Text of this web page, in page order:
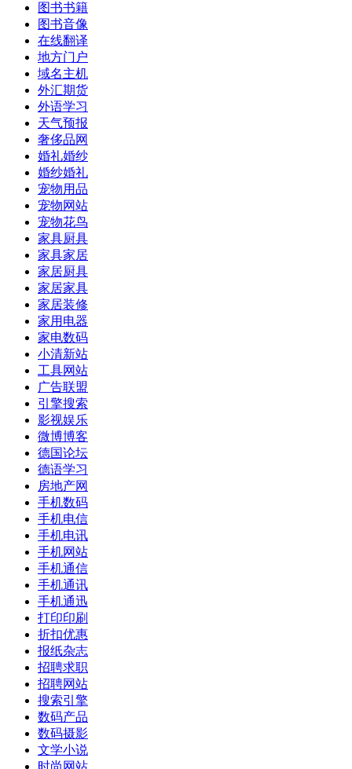
图书书籍
图书音像
在线翻译
地方门户
域名主机
外汇期货
外语学习
天气预报
奢侈品网
婚礼婚纱
婚纱婚礼
宠物用品
宠物网站
宠物花鸟
家具厨具
家具家居
家居厨具
家居家具
家居装修
家用电器
家电数码
小清新站
工具网站
广告联盟
引擎搜索
影视娱乐
微博博客
德国论坛
德语学习
房地产网
手机数码
手机电信
手机电讯
手机网站
手机通信
手机通讯
手机通迅
打印印刷
折扣优惠
报纸杂志
招聘求职
招聘网站
搜索引擎
数码产品
数码摄影
文学小说
时尚网站